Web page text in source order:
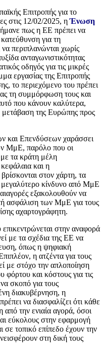
Επιτροπής για το
στις 12/02/2025, ηΈνωση
πως η ΕΕ πρέπει να
για τη
περιπλανώνται χωρίς
ανταγωνιστικότητας
οδηγός για τις μικρές
εργασίας της Επιτροπής
το περιεχόμενο του πρέπει
τη συμμόρφωση τους και
που κάνουν καλύτερα,
μετάβαση της Ευρώπης προς
και Επενδύσεων χαράσσει
ΜμΕ, παρόλο που οι
με τα κράτη μέλη
και η
στον χάρτη, τα
μεγαλύτερο κίνδυνο από ΜμΕ
εξακολουθούν να
ασφάλιση των ΜμΕ για τους
αχαρτογράφητη.
στην αναφορά
με τα σχέδια της ΕΕ να
όπως η ψηφιακή
η ατζέντα για τους
με στόχο την απλοποίηση
φόρτου και κόστους για τις
σκοπό για τους
διακυβέρνηση, η
να διασφαλίζει ότι κάθε
από την ενιαία αγορά, όσοι
εύκολους στην εφαρμογή
σε τοπικό επίπεδο έχουν την
στη δική τους